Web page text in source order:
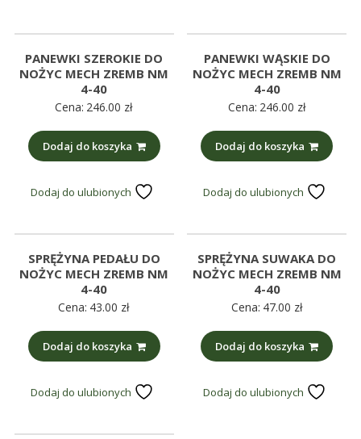
PANEWKI SZEROKIE DO
NOŻYC MECH ZREMB NM
4-40
Cena: 246.00 zł
Dodaj do koszyka
Dodaj do ulubionych
PANEWKI WĄSKIE DO
NOŻYC MECH ZREMB NM
4-40
Cena: 246.00 zł
Dodaj do koszyka
Dodaj do ulubionych
SPRĘŻYNA PEDAŁU DO
NOŻYC MECH ZREMB NM
4-40
Cena: 43.00 zł
Dodaj do koszyka
Dodaj do ulubionych
SPRĘŻYNA SUWAKA DO
NOŻYC MECH ZREMB NM
4-40
Cena: 47.00 zł
Dodaj do koszyka
Dodaj do ulubionych